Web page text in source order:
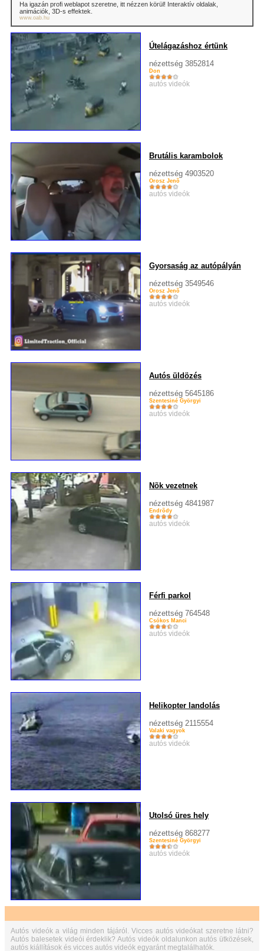
Ha igazán profi weblapot szeretne, itt nézzen körül! Interaktív oldalak,
animációk, 3D-s effektek.
www.oab.hu
Útelágazáshoz értünk
nézettség 3852814
Don
autós videók
Brutális karambolok
nézettség 4903520
Orosz Jenõ
autós videók
Gyorsaság az autópályán
nézettség 3549546
Orosz Jenõ
autós videók
Autós üldözés
nézettség 5645186
Szentesiné Györgyi
autós videók
Nõk vezetnek
nézettség 4841987
Endrõdy
autós videók
Férfi parkol
nézettség 764548
Csókos Manci
autós videók
Helikopter landolás
nézettség 2115554
Valaki vagyok
autós videók
Utolsó üres hely
nézettség 868277
Szentesiné Györgyi
autós videók
Autós videók a világ minden tájáról. Vicces autós videókat szeretne látni?
Autós balesetek videói érdeklik? Autós videók oldalunkon autós ütközések,
autós kiállítások és vicces autós videók egyaránt megtalálhatók.